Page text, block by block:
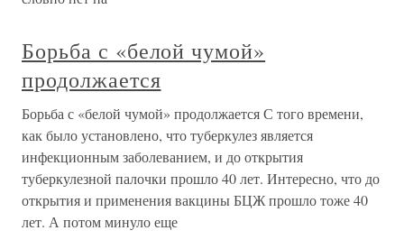
Борьба с «белой чумой»
продолжается
Борьба с «белой чумой» продолжается С того времени,
как было установлено, что туберкулез является
инфекционным заболеванием, и до открытия
туберкулезной палочки прошло 40 лет. Интересно, что до
открытия и применения вакцины БЦЖ прошло тоже 40
лет. А потом минуло еще